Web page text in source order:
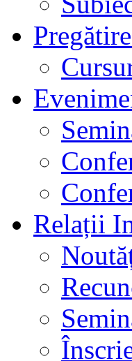
Relații